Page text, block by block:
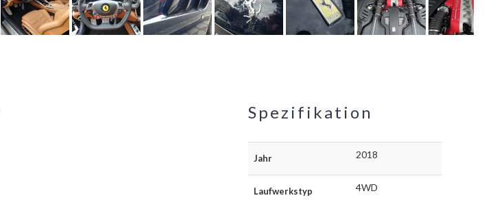
Spezifikation
Jahr 2018
Laufwerkstyp 4WD